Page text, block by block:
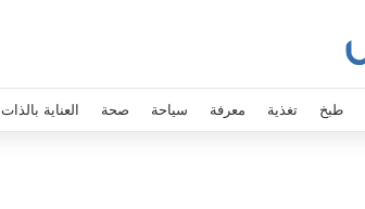
طبخ تغذية معرفة سياحة صحة العناية بالذات